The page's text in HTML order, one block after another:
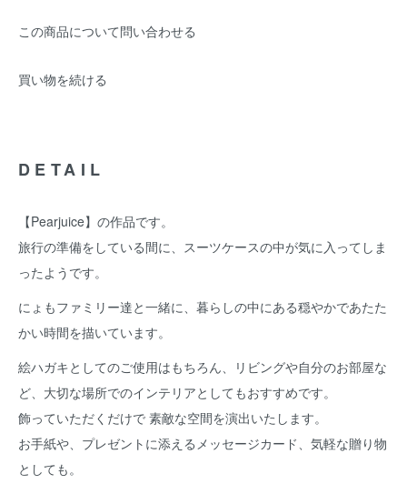
この商品について問い合わせる
買い物を続ける
DETAIL
【Pearjuice】の作品です。
旅行の準備をしている間に、スーツケースの中が気に入ってしま
ったようです。
にょもファミリー達と一緒に、暮らしの中にある穏やかであたた
かい時間を描いています。
絵ハガキとしてのご使用はもちろん、リビングや自分のお部屋な
ど、大切な場所でのインテリアとしてもおすすめです。
飾っていただくだけで 素敵な空間を演出いたします。
お手紙や、プレゼントに添えるメッセージカード、気軽な贈り物
としても。